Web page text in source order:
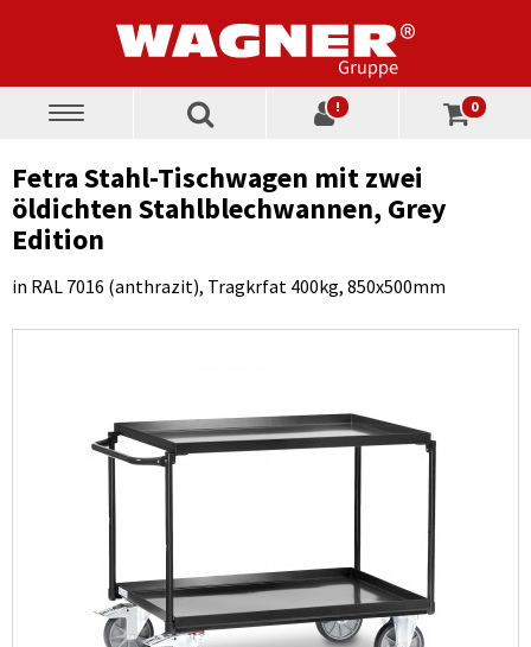
Toggle
! 0
Fetra Stahl-Tischwagen mit zwei
öldichten Stahlblechwannen, Grey
Edition
in RAL 7016 (anthrazit), Tragkrfat 400kg, 850x500mm